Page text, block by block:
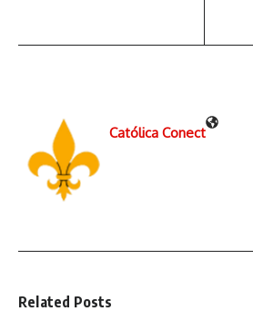
Católica Conect
Related Posts